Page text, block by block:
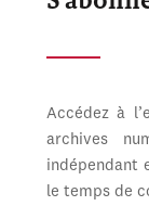
Accédez à
archives
indépendant
le temps de